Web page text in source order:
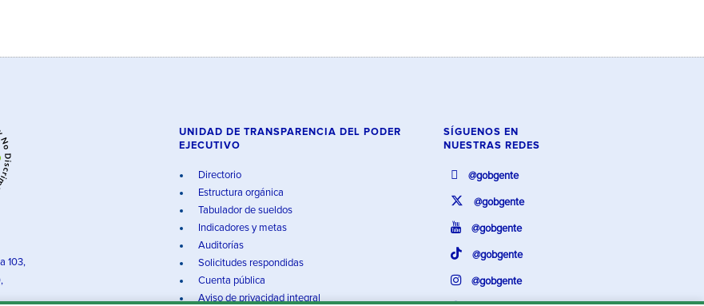
103,
UNIDAD DE TRANSPARENCIA DEL PODER
EJECUTIVO
Directorio
Estructura orgánica
Tabulador de sueldos
Indicadores y metas
Auditorías
Solicitudes respondidas
Cuenta pública
Aviso de privacidad integral
SÍGUENOS EN
NUESTRAS REDES
@gobgente
@gobgente
@gobgente
@gobgente
@gobgente